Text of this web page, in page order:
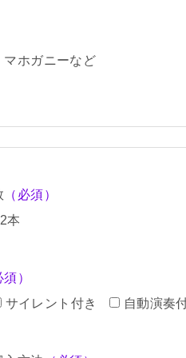
マホガニーなど
（必須）
2本
須）
サイレント付き 自動演奏